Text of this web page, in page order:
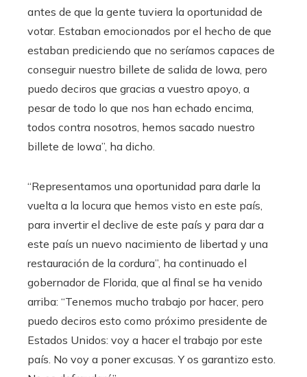
antes de que la gente tuviera la oportunidad de
votar. Estaban emocionados por el hecho de que
estaban prediciendo que no seríamos capaces de
conseguir nuestro billete de salida de Iowa, pero
puedo deciros que gracias a vuestro apoyo, a
pesar de todo lo que nos han echado encima,
todos contra nosotros, hemos sacado nuestro
billete de Iowa”, ha dicho.
“Representamos una oportunidad para darle la
vuelta a la locura que hemos visto en este país,
para invertir el declive de este país y para dar a
este país un nuevo nacimiento de libertad y una
restauración de la cordura”, ha continuado el
gobernador de Florida, que al final se ha venido
arriba: “Tenemos mucho trabajo por hacer, pero
puedo deciros esto como próximo presidente de
Estados Unidos: voy a hacer el trabajo por este
país. No voy a poner excusas. Y os garantizo esto.